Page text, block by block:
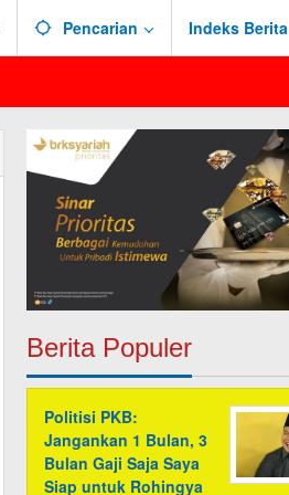
Pencarian Indeks Berita
Berita Populer
Politisi PKB:
Jangankan 1 Bulan, 3
Bulan Gaji Saja Saya
Siap untuk Rohingya